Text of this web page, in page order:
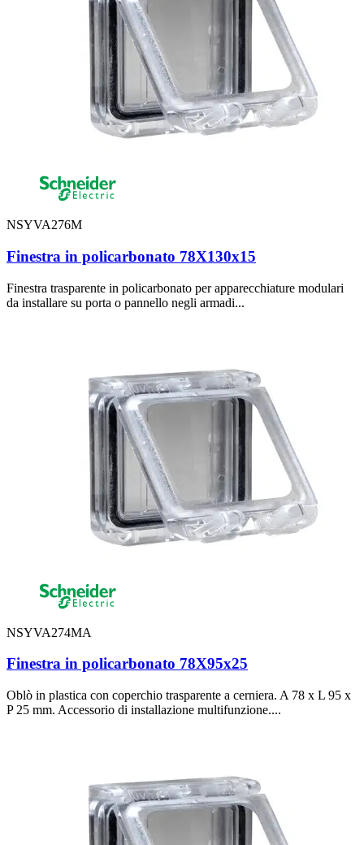
NSYVA276M
Finestra in policarbonato 78X130x15
Finestra trasparente in policarbonato per apparecchiature modulari
da installare su porta o pannello negli armadi...
NSYVA274MA
Finestra in policarbonato 78X95x25
Oblò in plastica con coperchio trasparente a cerniera. A 78 x L 95 x
P 25 mm. Accessorio di installazione multifunzione....